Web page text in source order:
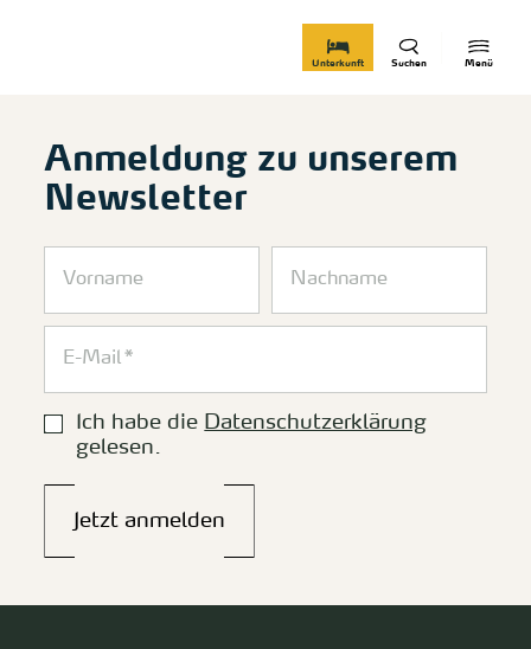
Menü
Suchen
Unterkunft
Anmeldung zu unserem
Newsletter
Ich habe die Datenschutzerklärung
gelesen.
Jetzt anmelden